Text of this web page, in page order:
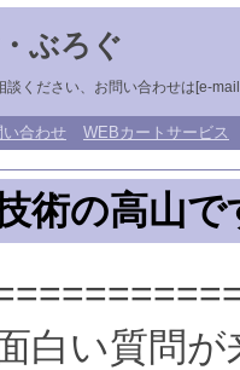
ぶろぐ
談ください、お問い合わせは[e-
い合わせ WEBカートサービス
術の高山で
白い質問